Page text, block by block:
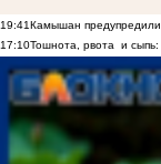
19:41Камышан
17:10Тошнота, рвота и сыпь: